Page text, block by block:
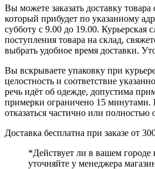
Вы можете заказать доставку
который прибудет по указанному
субботу с 9.00 до 19.00. Курьерская
поступления товара на склад,
выбрать удобное время доставки.
Вы вскрываете упаковку при
целостность и соответствие
речь идёт об одежде, допустима
примерки ограничено 15
отказаться частично или полностью
Доставка бесплатна при заказе от
*Действует ли в вашем городе
уточняйте у менеджера